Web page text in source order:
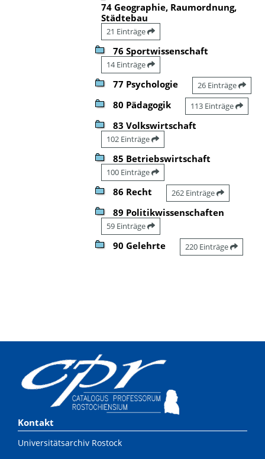
74 Geographie, Raumordnung,
Städtebau
21 Einträge
76 Sportwissenschaft
14 Einträge
77 Psychologie 26 Einträge
80 Pädagogik 113 Einträge
83 Volkswirtschaft
102 Einträge
85 Betriebswirtschaft
100 Einträge
86 Recht 262 Einträge
89 Politikwissenschaften
59 Einträge
90 Gelehrte 220 Einträge
Kontakt
Universitätsarchiv Rostock